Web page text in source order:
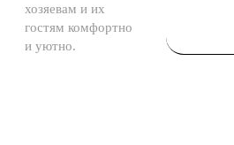
хозяевам и их
гостям комфортно
и уютно.